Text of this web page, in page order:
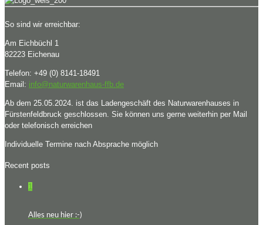
So sind wir erreichbar:
Am Eichbüchl 1
82223 Eichenau
Telefon: +49 (0) 8141-18491
Email: info@naturwarenhaus-ffb.de
Ab dem 25.05.2024. ist das Ladengeschäft des Naturwarenhauses in
Fürstenfeldbruck geschlossen. Sie können uns gerne weiterhin per Mail
oder telefonisch erreichen
Individuelle Termine nach Absprache möglich
Recent posts
1
Alles neu hier :-)